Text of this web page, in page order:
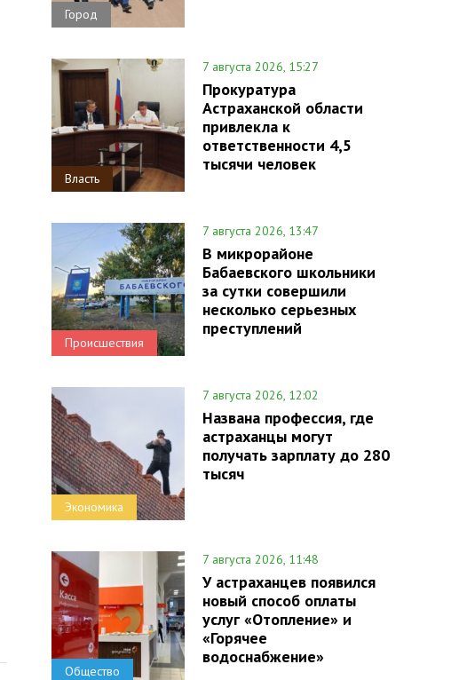
Город
Власть
7 августа 2026, 15:27
Прокуратура
Астраханской области
привлекла к
ответственности 4,5
тысячи человек
Происшествия
7 августа 2026, 13:47
В микрорайоне
Бабаевского школьники
за сутки совершили
несколько серьезных
преступлений
Экономика
7 августа 2026, 12:02
Названа профессия, где
астраханцы могут
получать зарплату до 280
тысяч
Общество
7 августа 2026, 11:48
У астраханцев появился
новый способ оплаты
услуг «Отопление» и
«Горячее
водоснабжение»